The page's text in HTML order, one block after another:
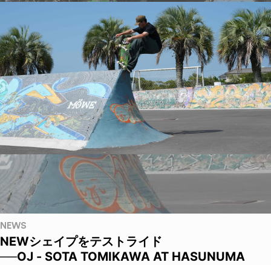
NEWS
NEWシェイプをテストライド
──OJ - SOTA TOMIKAWA AT HASUNUMA